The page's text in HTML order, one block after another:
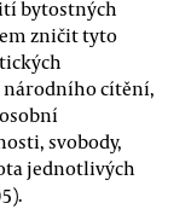
bytostných
zničit tyto
cítění,
svobody,
jednotlivých